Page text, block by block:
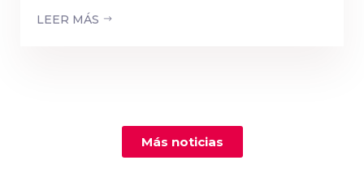
LEER MÁS
Más noticias